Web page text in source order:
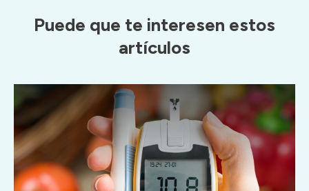
Puede que te interesen estos
artículos